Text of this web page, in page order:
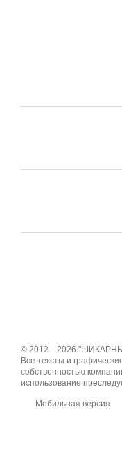
© 2012—2026
Все тексты и
собственностью
использование
Мобильная версия